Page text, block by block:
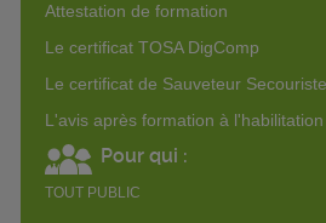
Attestation de formation
Le certificat TOSA DigComp
Le certificat de Sauveteur
L'avis après formation à
Pour qui :
TOUT PUBLIC